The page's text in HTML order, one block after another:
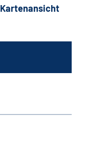
Kartenansicht